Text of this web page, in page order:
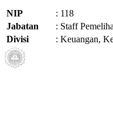
NIP : 118
Jabatan
: Staff
Divisi
: Keuangan,